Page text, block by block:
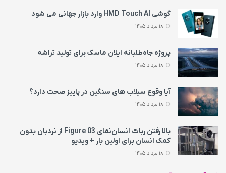
گوشی HMD Touch AI وارد بازار جهانی می‌ شود
پروژه جاه‌طلبانه ایلان ماسک برای تولید تراشه
آیا وقوع سیلاب های سنگین در پاییز صحت دارد؟
بالا رفتن ربات انسان‌نمای Figure 03 از نردبان بدون
کمک انسان برای اولین بار + ویدیو